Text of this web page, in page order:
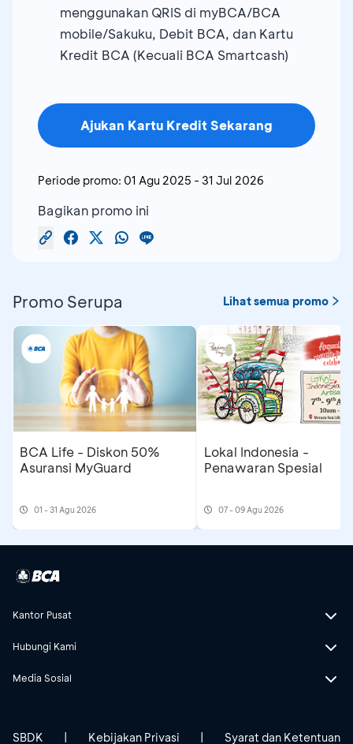
menggunakan QRIS di myBCA/BCA
mobile/Sakuku, Debit BCA, dan Kartu
Kredit BCA (Kecuali BCA Smartcash)
Ajukan Kartu Kredit Sekarang
Periode promo: 01 Agu 2025 - 31 Jul 2026
Bagikan promo ini
Promo Serupa Lihat semua promo
BCA Life - Diskon 50%
Asuransi MyGuard
01 - 31 Agu 2026
Lokal Indonesia -
Penawaran Spesial
07 - 09 Agu 2026
Kantor Pusat
Hubungi Kami
Media Sosial
SBDK | Kebijakan Privasi | Syarat dan Ketentuan